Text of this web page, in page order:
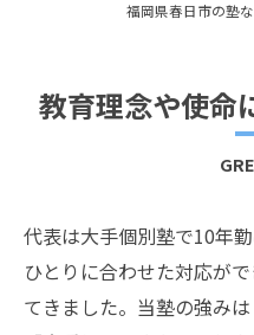
福岡県春日市の塾
教育理念や使命
代表は大手個別塾で10年
ひとりに合わせた対応が
てきました。当塾の強み